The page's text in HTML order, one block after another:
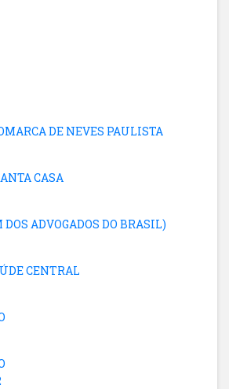
DE NEVES PAULISTA
CASA
DOS ADVOGADOS DO BRASIL)
CENTRAL